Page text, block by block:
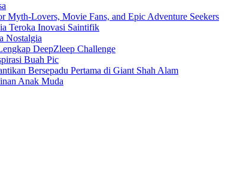
Myth-Lovers, Movie Fans, and Epic Adventure Seekers
Teroka Inovasi Saintifik
Nostalgia
DeepZleep Challenge
Buah Pic
Bersepadu Pertama di Giant Shah Alam
Anak Muda